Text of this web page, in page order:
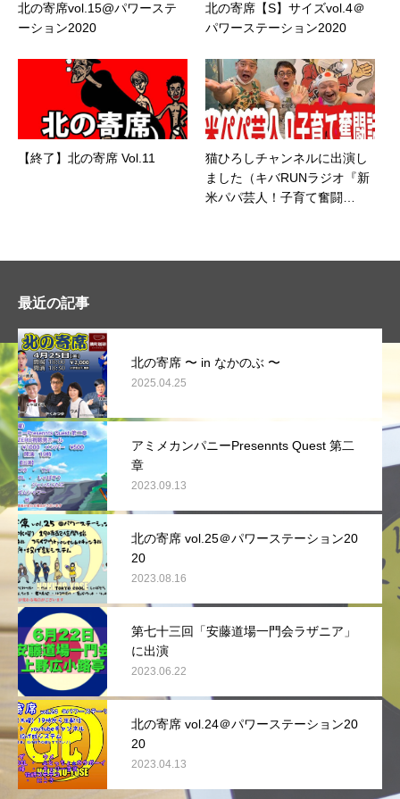
北の寄席vol.15@パワーステ
ーション2020
北の寄席【S】サイズvol.4＠
パワーステーション2020
【終了】北の寄席 Vol.11
猫ひろしチャンネルに出演し
ました（キバRUNラジオ『新
米パパ芸人！子育て奮闘
最近の記事
北の寄席 〜 in なかのぶ 〜
2025.04.25
アミメカンパニーPresennts Quest 第二
章
2023.09.13
北の寄席 vol.25＠パワーステーション20
20
2023.08.16
第七十三回「安藤道場一門会ラザニア」
に出演
2023.06.22
北の寄席 vol.24＠パワーステーション20
20
2023.04.13